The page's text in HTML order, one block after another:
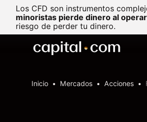
Los CFD son instrumentos
minoristas pierde dinero al
riesgo de perder tu dinero.
Inicio Mercados Acciones